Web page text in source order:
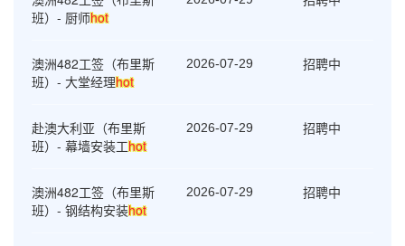
班）- 厨师hot
澳洲482工签（布里斯
班）- 大堂经理hot
2026-07-29 招聘中
赴澳大利亚（布里斯
班）- 幕墙安装工hot
2026-07-29 招聘中
澳洲482工签（布里斯
班）- 钢结构安装hot
2026-07-29 招聘中